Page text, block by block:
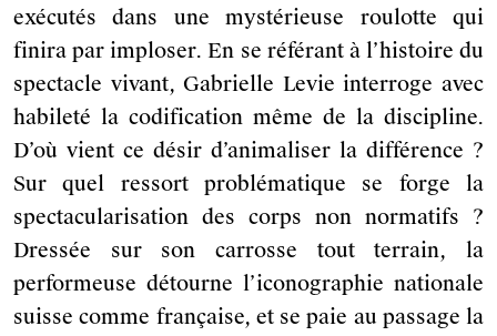
exécutés dans une mystérieuse roulotte qui
finira par imploser. En se référant à l’histoire du
spectacle vivant, Gabrielle Levie interroge avec
habileté la codification même de la discipline.
D’où vient ce désir d’animaliser la différence ?
Sur quel ressort problématique se forge la
spectacularisation des corps non normatifs ?
Dressée sur son carrosse tout terrain, la
performeuse détourne l’iconographie nationale
suisse comme française, et se paie au passage la